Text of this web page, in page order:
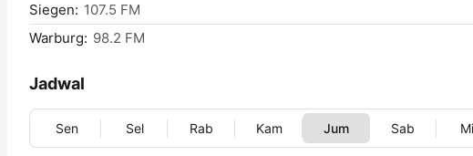
Siegen: 107.5 FM
Warburg: 98.2 FM
Jadwal
Sen Sel Rab Kam Jum Sab